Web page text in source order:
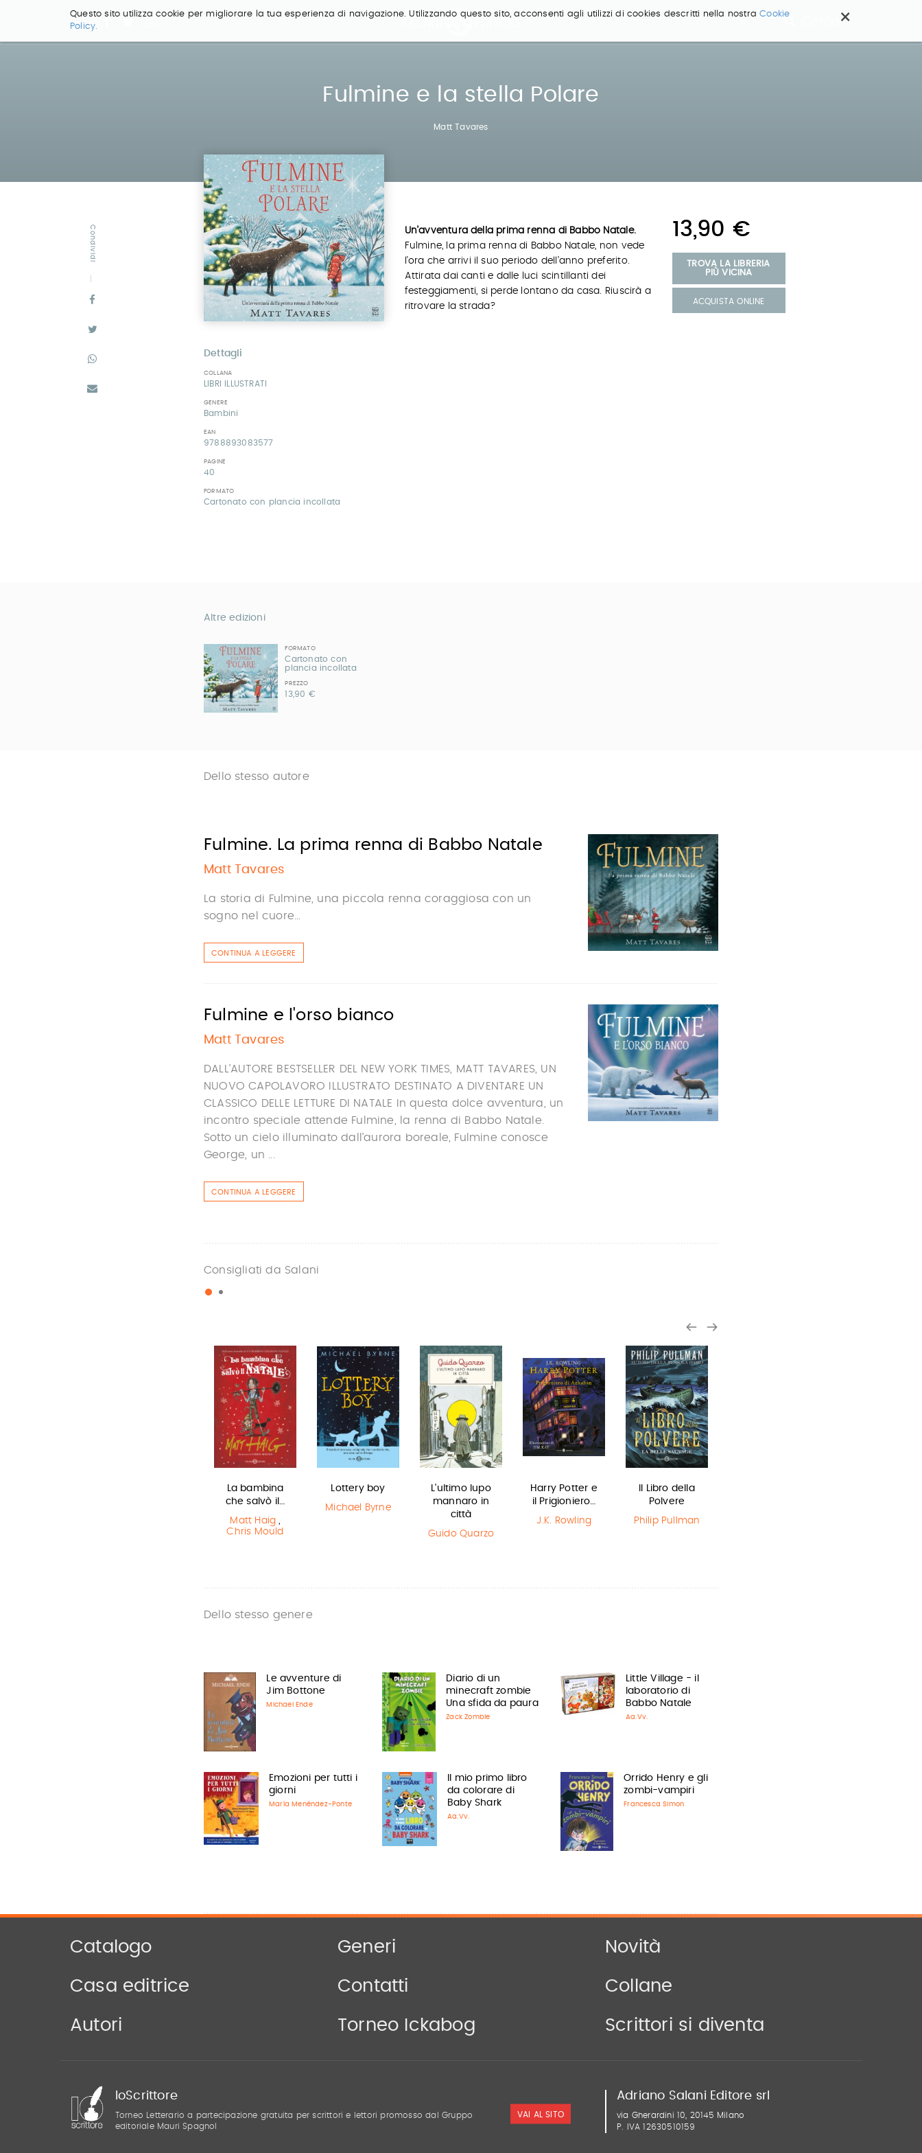
×
Questo sito utilizza cookie per migliorare la tua esperienza di navigazione. Utilizzando questo sito, acconsenti agli utilizzi di cookies descritti nella nostraCookie
Policy.
Cerca ...
Fulmine e la stella Polare
Matt Tavares
Condividi
Dettagli
COLLANA
LIBRI ILLUSTRATI
GENERE
Bambini
EAN
9788893083577
PAGINE
40
FORMATO
Cartonato con plancia incollata
Un’avventura della prima renna di Babbo Natale.
Fulmine, la prima renna di Babbo Natale, non vede
l'ora che arrivi il suo periodo dell’anno preferito.
Attirata dai canti e dalle luci scintillanti dei
festeggiamenti, si perde lontano da casa. Riuscirà a
ritrovare la strada?
13,90 €
TROVA LA LIBRERIA
PIÙ VICINA
ACQUISTA ONLINE
Altre edizioni
FORMATO
Cartonato con
plancia incollata
PREZZO
13,90 €
Dello stesso autore
Fulmine. La prima renna di Babbo Natale
Matt Tavares
La storia di Fulmine, una piccola renna coraggiosa con un
sogno nel cuore…
CONTINUA A LEGGERE
Fulmine e l'orso bianco
Matt Tavares
DALL’AUTORE BESTSELLER DEL NEW YORK TIMES, MATT TAVARES, UN
NUOVO CAPOLAVORO ILLUSTRATO DESTINATO A DIVENTARE UN
CLASSICO DELLE LETTURE DI NATALE In questa dolce avventura, un
incontro speciale attende Fulmine, la renna di Babbo Natale.
Sotto un cielo illuminato dall’aurora boreale, Fulmine conosce
George, un ...
CONTINUA A LEGGERE
Consigliati da Salani
La bambina
che salvò il…
Matt Haig ,
Chris Mould
Lottery boy
Michael Byrne
L'ultimo lupo
mannaro in
città
Guido Quarzo
Harry Potter e
il Prigioniero…
J.K. Rowling
Il Libro della
Polvere
Philip Pullman
Dello stesso genere
Le avventure di
Jim Bottone
Michael Ende
Diario di un
minecraft zombie
Una sfida da paura
Zack Zombie
Little Village - il
laboratorio di
Babbo Natale
Aa.Vv.
Emozioni per tutti i
giorni
María Menéndez-Ponte
Il mio primo libro
da colorare di
Baby Shark
Aa.Vv.
Orrido Henry e gli
zombi-vampiri
Francesca Simon
Catalogo Generi Novità
Casa editrice Contatti Collane
Autori Torneo Ickabog Scrittori si diventa
IoScrittore
Torneo Letterario a partecipazione gratuita per scrittori e lettori promosso dal Gruppo
editoriale Mauri Spagnol
VAI AL SITO
Adriano Salani Editore srl
via Gherardini 10, 20145 Milano
P. IVA 12630510159